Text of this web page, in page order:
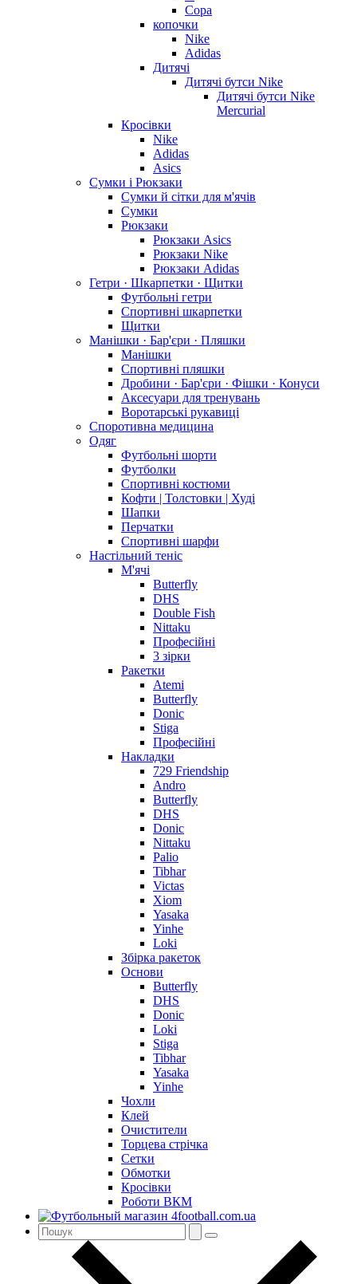
Copa
копочки
Nike
Adidas
Дитячі
Дитячі бутси Nike
Дитячі бутси Nike
Mercurial
Кросівки
Nike
Adidas
Asics
Сумки і Рюкзаки
Сумки й сітки для м'ячів
Сумки
Рюкзаки
Рюкзаки Asics
Рюкзаки Nike
Рюкзаки Adidas
Гетри · Шкарпетки · Щитки
Футбольні гетри
Спортивні шкарпетки
Щитки
Манішки · Бар'єри · Пляшки
Манішки
Спортивні пляшки
Дробини · Бар'єри · Фішки · Конуси
Аксесуари для тренувань
Воротарські рукавиці
Споротивна медицина
Одяг
Футбольні шорти
Футболки
Спортивні костюми
Кофти | Толстовки | Худі
Шапки
Перчатки
Спортивні шарфи
Настільний теніс
М'ячі
Butterfly
DHS
Double Fish
Nittaku
Професійні
3 зірки
Ракетки
Atemi
Butterfly
Donic
Stiga
Професійні
Накладки
729 Friendship
Andro
Butterfly
DHS
Donic
Nittaku
Palio
Tibhar
Victas
Xiom
Yasaka
Yinhe
Loki
Збірка ракеток
Основи
Butterfly
DHS
Donic
Loki
Stiga
Tibhar
Yasaka
Yinhe
Чохли
Клей
Очистители
Торцева стрічка
Сетки
Обмотки
Кросівки
Роботи ВКМ